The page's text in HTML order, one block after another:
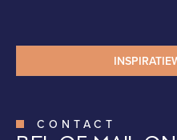
CONTACT